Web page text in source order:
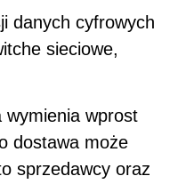
danych cyfrowych
sieciowe,
wymienia wprost
dostawa może
sprzedawcy oraz